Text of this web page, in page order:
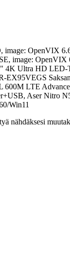
image: OpenVIX
image: OpenVIX
4K Ultra HD LED-
EX95VEGS
LTE
Aser Nitro
Win11
nähdäksesi